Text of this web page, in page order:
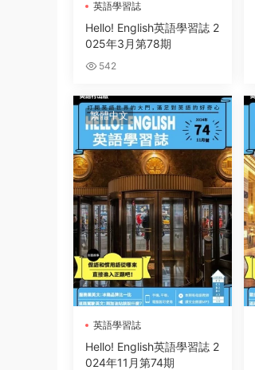
英語學習誌
Hello! English英語學習誌 2
025年3月第78期
542
繁體中文
英語學習誌
Hello! English英語學習誌 2
024年11月第74期